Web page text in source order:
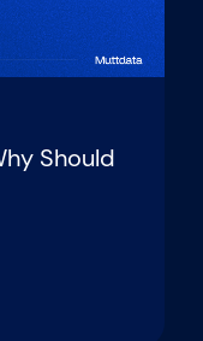
Should